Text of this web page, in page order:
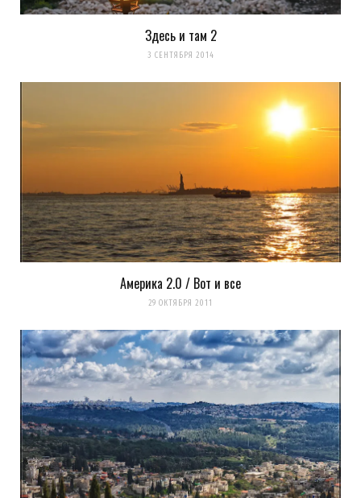
Евгения REPLY
Загрузка...
k0ev
13 ЛЕТ AGO
REPLY
Загрузка...
Pingback:
Здесь и там 2 | LookAtIsrael.com -
Фотографии Израиля и не только...
Здесь и там 2
3 СЕНТЯБРЯ 2014
Америка 2.0 / Вот и все
29 ОКТЯБРЯ 2011